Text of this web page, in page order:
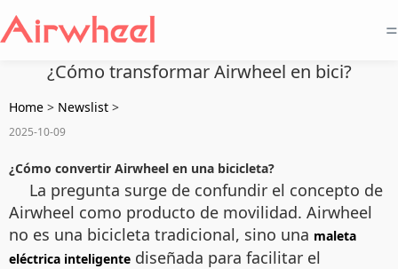
=
¿Cómo transformar Airwheel en bici?
Home > Newslist >
2025-10-09
¿Cómo convertir Airwheel en una bicicleta?
La pregunta surge de confundir el concepto de
Airwheel como producto de movilidad. Airwheel
no es una bicicleta tradicional, sino una maleta
eléctrica inteligente diseñada para facilitar el